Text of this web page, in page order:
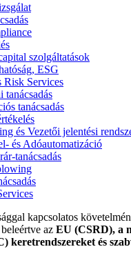
szolgáltatások
ESG
Risk Services
tanácsadás
tanácsadás
és Vezetői jelentési
és Adóautomatizáció
tanácsadás
kapcsolatos
az EU (CSRD), a
keretrendszereket és